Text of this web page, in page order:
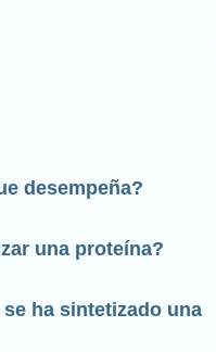
desempeña?
una proteína?
ha sintetizado una